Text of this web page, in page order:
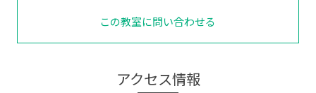
この教室に問い合わせる
アクセス情報